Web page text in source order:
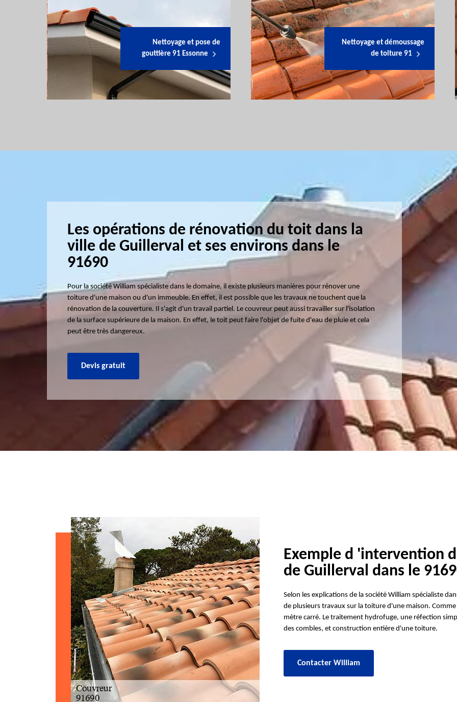
Nettoyage et pose de
gouttière 91 Essonne
Nettoyage et démoussage
de toiture 91
Les opérations de rénovation du toit dans la
ville de Guillerval et ses environs dans le
91690
Pour la société William spécialiste dans le domaine, il existe plusieurs manières pour rénover une
toiture d'une maison ou d'un immeuble. En effet, il est possible que les travaux ne touchent que la
rénovation de la couverture. Il s'agit d'un travail partiel. Le couvreur peut aussi travailler sur l'isolation
de la surface supérieure de la maison. En effet, le toit peut faire l'objet de fuite d'eau de pluie et cela
peut être très dangereux.
Devis gratuit
Exemple d 'intervention
de Guillerval dans le
Selon les explications de la société William spécialiste
de plusieurs travaux sur la toiture d'une maison.
mètre carré. Le traitement hydrofuge, une réfection
des combles, et construction entière d'une toiture.
Contacter William